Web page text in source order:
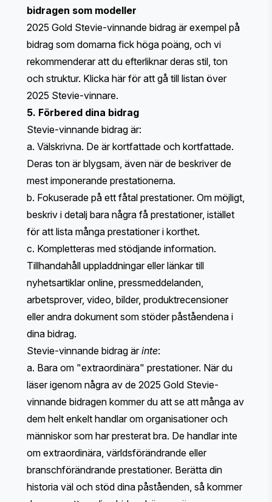
bidragen som modeller
2025 Gold Stevie-vinnande bidrag är exempel på
bidrag som domarna fick höga poäng, och vi
rekommenderar att du efterliknar deras stil, ton
och struktur. Klicka härför att gå till listan över
2025 Stevie-vinnare.
5. Förbered dina bidrag
Stevie-vinnande bidrag är:
a. Välskrivna. De är kortfattade och kortfattade.
Deras ton är blygsam, även när de beskriver de
mest imponerande prestationerna.
b. Fokuserade på ett fåtal prestationer. Om möjligt,
beskriv i detalj bara några få prestationer, istället
för att lista många prestationer i korthet.
c. Kompletteras med stödjande information.
Tillhandahåll uppladdningar eller länkar till
nyhetsartiklar online, pressmeddelanden,
arbetsprover, video, bilder, produktrecensioner
eller andra dokument som stöder påståendena i
dina bidrag.
Stevie-vinnande bidrag ärinte:
a. Bara om "extraordinära" prestationer. När du
läser igenom några av de 2025 Gold Stevie-
vinnande bidragen kommer du att se att många av
dem helt enkelt handlar om organisationer och
människor som har presterat bra. De handlar inte
om extraordinära, världsförändrande eller
branschförändrande prestationer. Berätta din
historia väl och stöd dina påståenden, så kommer